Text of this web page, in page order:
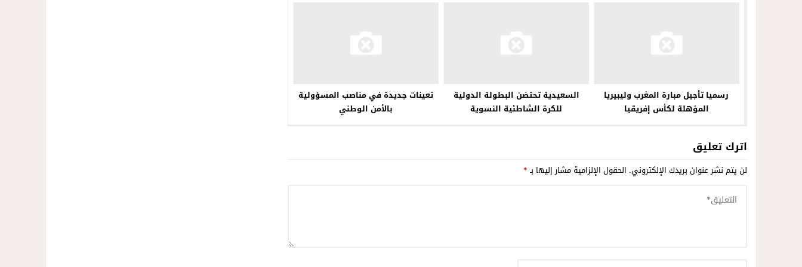
رسميا تأجيل مبارة المغرب وليبيريا
المؤهلة لكأس إفريقيا
السعيدية تحتضن البطولة الدولية
للكرة الشاطئية النسوية
تعينات جديدة في مناصب المسؤولية
بالأمن الوطني
اترك تعليق
لن يتم نشر عنوان بريدك الإلكتروني. الحقول الإلزامية مشار إليها بـ*